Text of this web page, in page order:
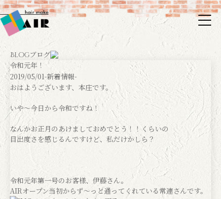
Blogブログ
令和元年！
2019/05/01-新着情報-
おはようございます、本庄です。
いや〜今日から令和ですね！
なんかお正月のあけましておめでとう！！くらいの
目出度さを感じるんですけど、私だけかしら？
令和元年第一号のお客様、伊藤さん。
AIRオープン当初からず〜っと通ってくれている常連さんです。